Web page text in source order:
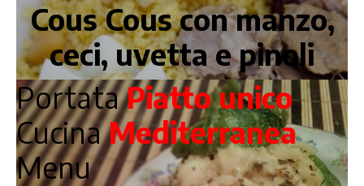
Cous Cous con manzo,
ceci, uvetta e pinoli
PortataPiatto unico
CucinaMediterranea
Menu